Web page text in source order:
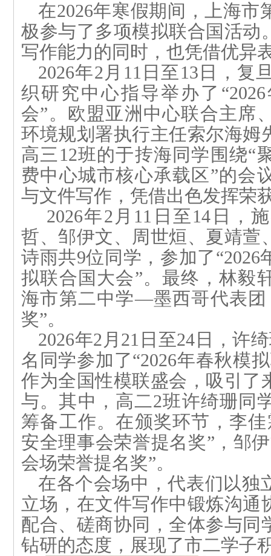
在2026年寒假期间，上海市
极参与了多项模拟联合国活动
写作能力的同时，也凭借优异
2026年2月11日至13日，复
织研究中心指导举办了
会”。欧盟亚洲中心联合主席
环境规划署执行主任索尔海姆
高三12班的于抟海同学 围绕“
费中心城市核心承载区”的会
与文件写作，凭借出色发挥荣
2026年2月11日至14日，
哲、邹伊文、周世烜、夏靖萱
诗雨共9位同学，参加了
拟联合国大会”。最终，林毅
海市第二中学—墨西哥代表团
奖”。
2026年2月21日至24日，许
名同学参加了“2026年春秋模
作为全国性模联盛会 ，吸引
与。其中，高二2班许绮珊同
筹备工作。在颁奖环节，李佳
安全理事会荣誉提名奖”，邹
会场荣誉提名奖”。
在各个会场中，代表们以独
立场，在文件写作中锻炼沟通
配合、磋商协同，全体参与同
钻研的态度，展现了市二学子